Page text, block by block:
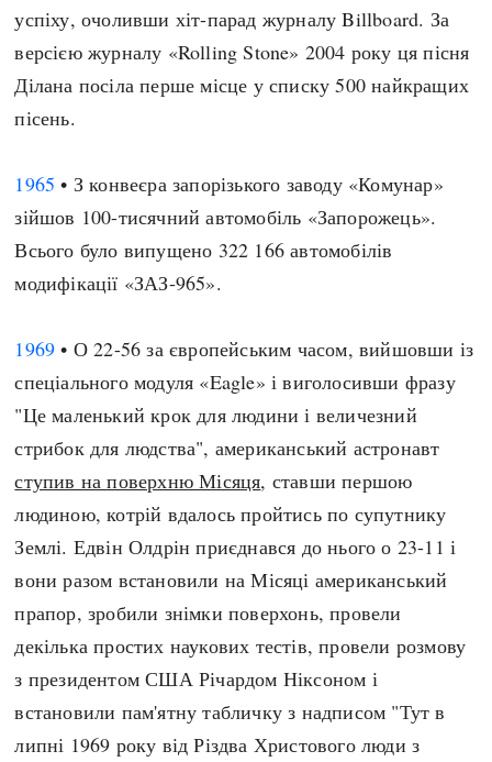
успіху, очоливши хіт-парад журналу Billboard. За
версією журналу «Rolling Stone» 2004 року ця пісня
Ділана посіла перше місце у списку 500 найкращих
пісень.
1965 • З конвеєра запорізького заводу «Комунар»
зійшов 100-тисячний автомобіль «Запорожець».
Всього було випущено 322 166 автомобілів
модифікації «ЗАЗ-965».
1969 • О 22-56 за європейським часом, вийшовши із
спеціального модуля «Eagle» і виголосивши фразу
"Це маленький крок для людини і величезний
стрибок для людства", американський астронавт
ступив на поверхню Місяця, ставши першою
людиною, котрій вдалось пройтись по супутнику
Землі. Едвін Олдрін приєднався до нього о 23-11 і
вони разом встановили на Місяці американський
прапор, зробили знімки поверхонь, провели
декілька простих наукових тестів, провели розмову
з президентом США Річардом Ніксоном і
встановили пам'ятну табличку з надписом "Тут в
липні 1969 року від Різдва Христового люди з